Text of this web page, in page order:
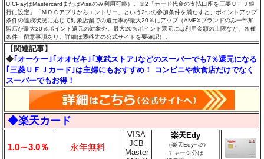
UICPayはMastercardまたはVisaのみ利用可能）。※2「カード代金の支払口座を三菱ＵＦＪ銀
行に設定」「ＭＤＣアプリからエントリー」という2つの参加条件を満たすと、ポイントアップ
条件の達成状況に応じて対象店舗での還元率が最大20％にアップ（AMEXブランドのみ一部加
盟店が最大20％ポイント還元の対象外。最大20％ポイント還元には利用金額の上限など、各種
条件・留意事項あり。詳細は遷移先の公式サイトを要確認）。
【関連記事】
◆｢オーケー｣｢オオゼキ｣｢東武ストア｣などのスーパーでも7％還元になる
｢三菱ＵＦＪカード｣は主婦にもおすすめ！ コンビニや飲食店だけでなく
スーパーでもお得！
◆楽天カード
1.0～3.0％ 永年無料
VISA
JCB
Master
楽天Edy
（楽天Edyへの
チャージ分は